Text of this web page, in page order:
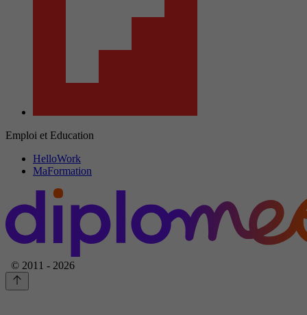
Emploi et Education
HelloWork
MaFormation
© 2011 - 2026